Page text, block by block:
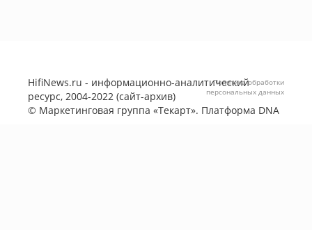
HifiNews.ru - информационно-аналитический
ресурс, 2004-2022 (сайт-архив)
© Маркетинговая группа «Текарт». Платформа DNA
Политика обработки
персональных данных